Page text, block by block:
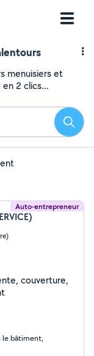
menuisiers et
2 clics...
Auto-entrepreneur
couverture,
le bâtiment,